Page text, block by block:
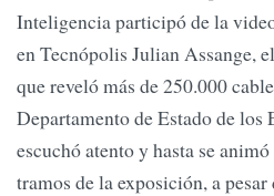
Inteligencia participó de la
en Tecnópolis Julian Assange,
que reveló más de 250.000
Departamento de Estado de
escuchó atento y hasta se
tramos de la exposición, a